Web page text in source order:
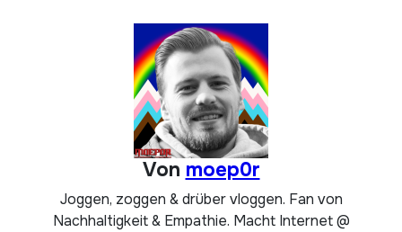
Von moep0r
Joggen, zoggen & drüber vloggen. Fan von
Nachhaltigkeit & Empathie. Macht Internet @